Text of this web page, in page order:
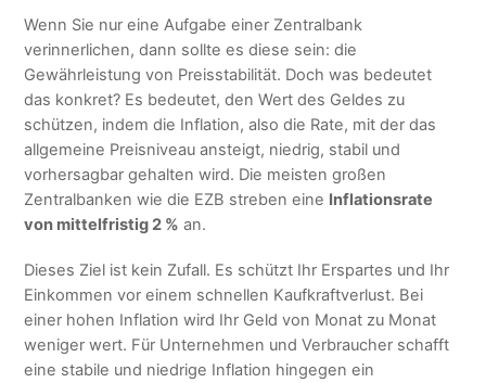
Wenn Sie nur eine Aufgabe einer Zentralbank
verinnerlichen, dann sollte es diese sein: die
Gewährleistung von Preisstabilität. Doch was bedeutet
das konkret? Es bedeutet, den Wert des Geldes zu
schützen, indem die Inflation, also die Rate, mit der das
allgemeine Preisniveau ansteigt, niedrig, stabil und
vorhersagbar gehalten wird. Die meisten großen
Zentralbanken wie die EZB streben eine Inflationsrate
von mittelfristig 2 % an.
Dieses Ziel ist kein Zufall. Es schützt Ihr Erspartes und Ihr
Einkommen vor einem schnellen Kaufkraftverlust. Bei
einer hohen Inflation wird Ihr Geld von Monat zu Monat
weniger wert. Für Unternehmen und Verbraucher schafft
eine stabile und niedrige Inflation hingegen ein